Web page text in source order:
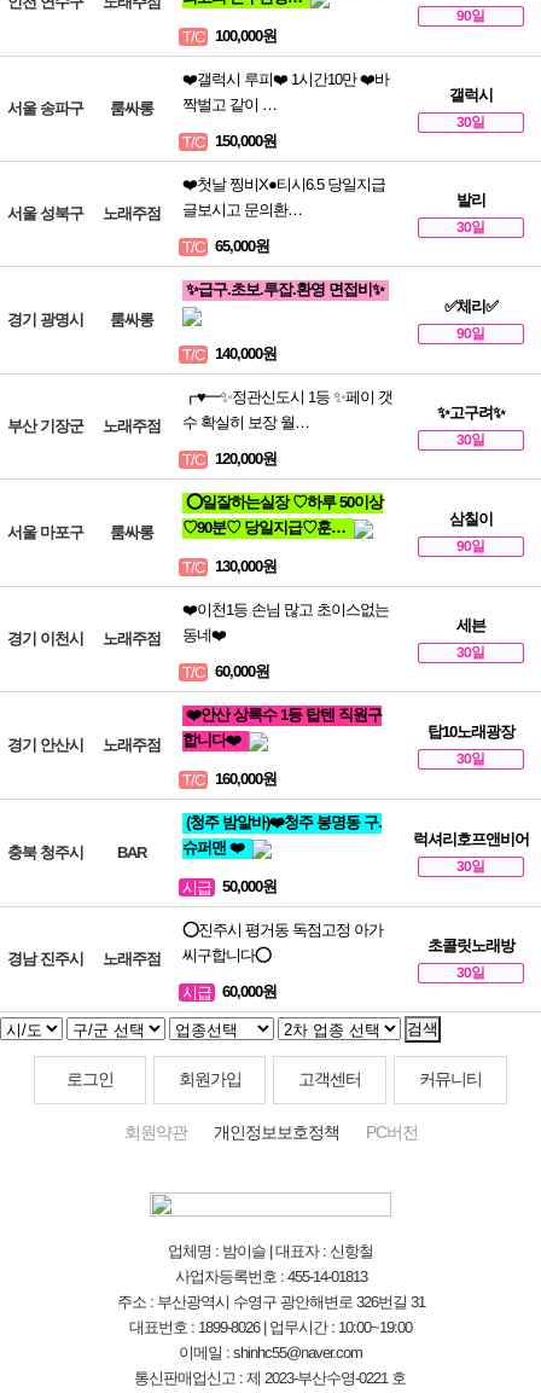
T/C 100,000원
90일
서울 송파구 룸싸롱
❤️갤럭시 루피❤️ 1시간10만 ❤️바
짝벌고 같이 …
T/C 150,000원
갤럭시
30일
서울 성북구 노래주점
❤️첫날 찡비X●티시6.5 당일지급
글보시고 문의환…
T/C 65,000원
발리
30일
경기 광명시 룸싸롱
✨급구.초보.투잡.환영 면접비✨
T/C 140,000원
✅체리✅
90일
부산 기장군 노래주점
┏♥━✨정관신도시 1등 ✨페이 갯
수 확실히 보장 월…
T/C 120,000원
✨고구려✨
30일
서울 마포구 룸싸롱
⭕일잘하는실장 ♡하루 50이상
♡90분♡ 당일지급♡훈…
T/C 130,000원
삼칠이
90일
경기 이천시 노래주점
❤️이천1등 손님 많고 초이스없는
동네❤️
T/C 60,000원
세븐
30일
경기 안산시 노래주점
❤️안산 상록수 1등 탑텐 직원구
합니다❤️
T/C 160,000원
탑10노래광장
30일
충북 청주시 BAR
(청주 밤알바)❤️청주 봉명동 구.
슈퍼맨 ❤️
시급 50,000원
럭셔리호프앤비어
30일
경남 진주시 노래주점
⭕진주시 평거동 독점고정 아가
씨구합니다⭕
시급 60,000원
초콜릿노래방
30일
검색
로그인 회원가입 고객센터 커뮤니티
회원약관 개인정보보호정책 PC버전
업체명 : 밤이슬 | 대표자 : 신항철
사업자등록번호 : 455-14-01813
주소 : 부산광역시 수영구 광안해변로 326번길 31
대표번호 : 1899-8026 | 업무시간 : 10:00~19:00
이메일 : shinhc55@naver.com
통신판매업신고 : 제 2023-부산수영-0221 호